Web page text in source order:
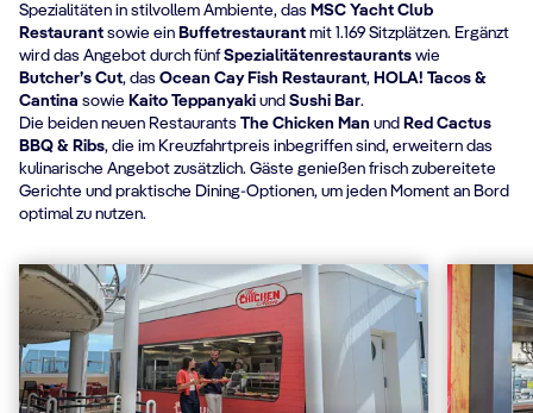
Spezialitäten in stilvollem Ambiente, das MSC Yacht Club
Restaurant sowie ein Buffetrestaurant mit 1.169 Sitzplätzen. Ergänzt
wird das Angebot durch fünfSpezialitätenrestaurants wie
Butcher’s Cut, das Ocean Cay Fish Restaurant, HOLA! Tacos &
Cantina sowie Kaito Teppanyaki und Sushi Bar.
Die beiden neuen Restaurants The Chicken Man und Red Cactus
BBQ & Ribs, die im Kreuzfahrtpreis inbegriffen sind, erweitern das
kulinarische Angebot zusätzlich. Gäste genießen frisch zubereitete
Gerichte und praktische Dining-Optionen, um jeden Moment an Bord
optimal zu nutzen.